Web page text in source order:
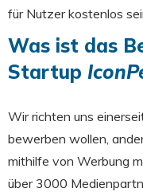
für Nutzer kostenlos
Was ist das
Startup
Wir richten uns
bewerben wollen,
mithilfe von Werbung
über 3000